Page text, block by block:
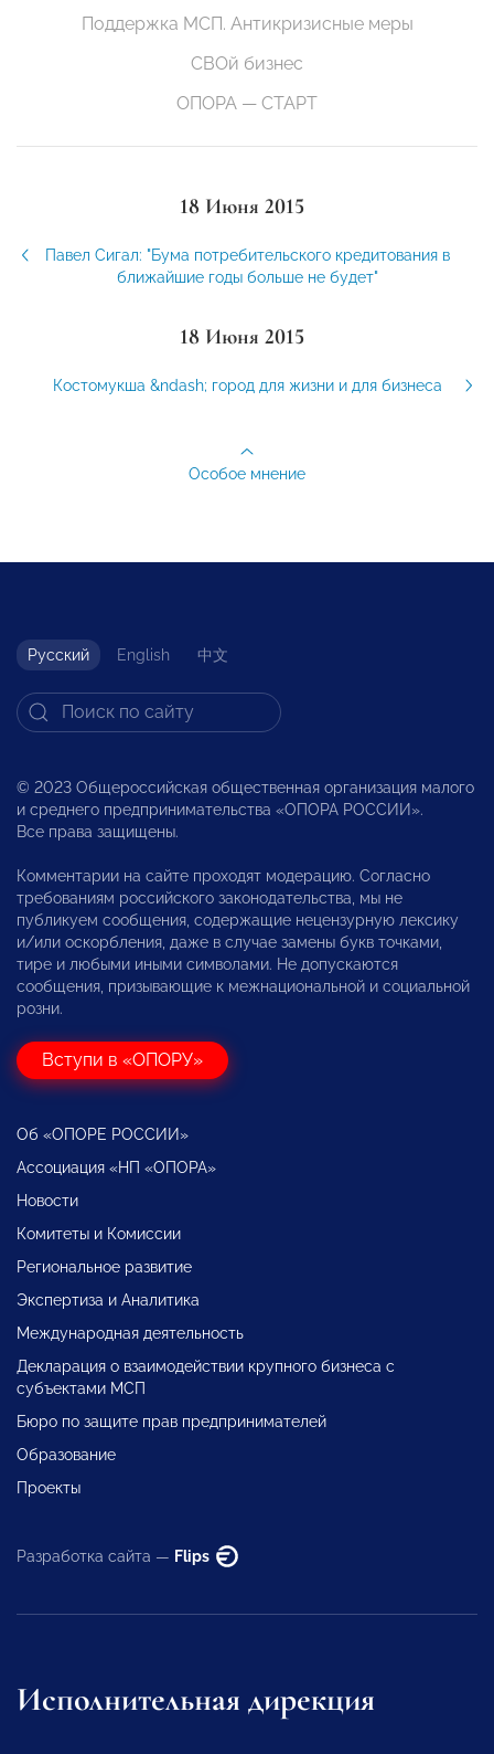
Поддержка МСП. Антикризисные меры
СВОй бизнес
ОПОРА — СТАРТ
18 Июня 2015
Павел Сигал: "Бума потребительского кредитования в
ближайшие годы больше не будет"
18 Июня 2015
Костомукша &ndash; город для жизни и для бизнеса
Особое мнение
Русский English 中文
© 2023 Общероссийская общественная организация малого
и среднего предпринимательства «ОПОРА РОССИИ».
Все права защищены.
Комментарии на сайте проходят модерацию. Согласно
требованиям российского законодательства, мы не
публикуем сообщения, содержащие нецензурную лексику
и/или оскорбления, даже в случае замены букв точками,
тире и любыми иными символами. Не допускаются
сообщения, призывающие к межнациональной и социальной
розни.
Вступи в «ОПОРУ»
Об «ОПОРЕ РОССИИ»
Ассоциация «НП «ОПОРА»
Новости
Комитеты и Комиссии
Региональное развитие
Экспертиза и Аналитика
Международная деятельность
Декларация о взаимодействии крупного бизнеса с
субъектами МСП
Бюро по защите прав предпринимателей
Образование
Проекты
Разработка сайта — Flips
Исполнительная дирекция